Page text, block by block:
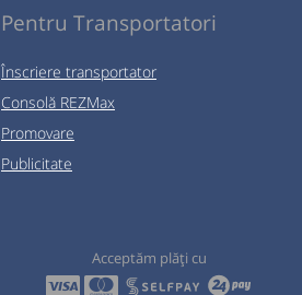
Pentru Transportatori
Înscriere transportator
Consolă REZMax
Promovare
Publicitate
Acceptăm plăți cu